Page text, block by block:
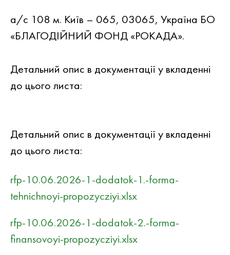
а/с 108 м. Київ – 065, 03065, Україна БО
«БЛАГОДІЙНИЙ ФОНД «РОКАДА».
Детальний опис в документацiї у вкладеннi
до цього листа:
Детальний опис в документацiї у вкладеннi
до цього листа:
rfp-10.06.2026-1-dodatok-1.-forma-
tehnichnoyi-propozycziyi.xlsx
rfp-10.06.2026-1-dodatok-2.-forma-
finansovoyi-propozycziyi.xlsx